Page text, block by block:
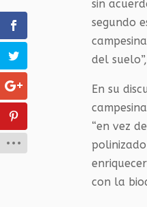
sin
segundo
del
En su
“en vez
con la